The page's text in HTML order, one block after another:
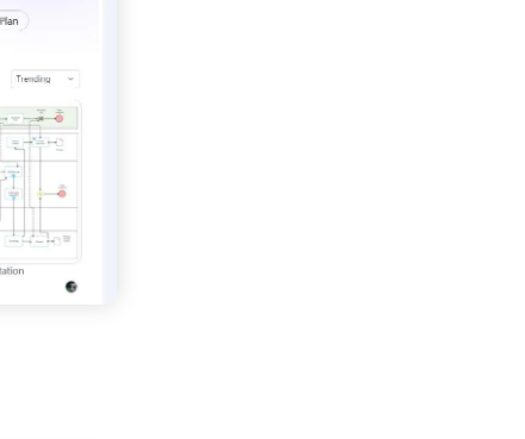
位平台。
個專用符號
& Web)
免費綫上試用